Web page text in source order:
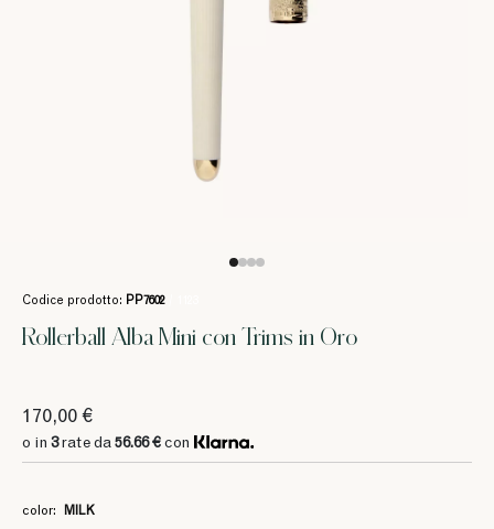
Codice prodotto: PP7602
Rollerball Alba Mini con Trims in Oro
170,00 €
o in 3rate da 56.66 € con
color: MILK